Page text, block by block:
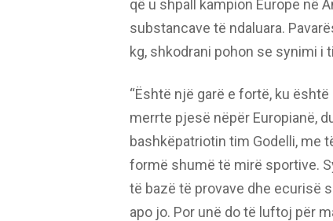
që u shpall kampion Europe në
substancave të ndaluara.
kg, shkodrani pohon se synimi i
“Është një garë e fortë, ku
merrte pjesë nëpër Europianë,
bashkëpatriotin tim Godelli, me
formë shumë të mirë sportive.
të bazë të provave dhe ecurisë
apo jo. Por unë do të luftoj për